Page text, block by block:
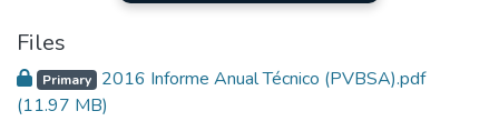
Files
Primary 2016 Informe Anual Técnico (PVBSA).pdf
(11.97 MB)